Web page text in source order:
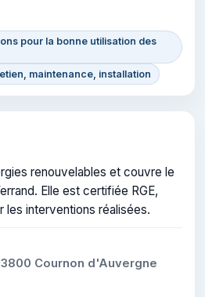
pour la bonne utilisation des
maintenance, installation
renouvelables et couvre le
Elle est certifiée RGE,
les interventions réalisées.
Cournon d'Auvergne